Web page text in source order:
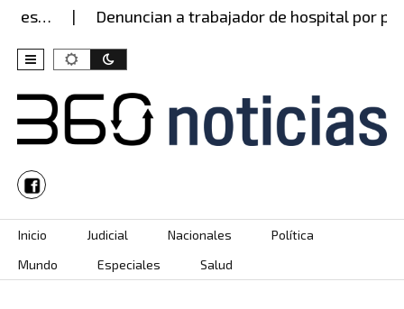
Denuncian a trabajador de hospital por
Skip to content
Inicio Judicial Nacionales
Política
Mundo
Especiales Salud